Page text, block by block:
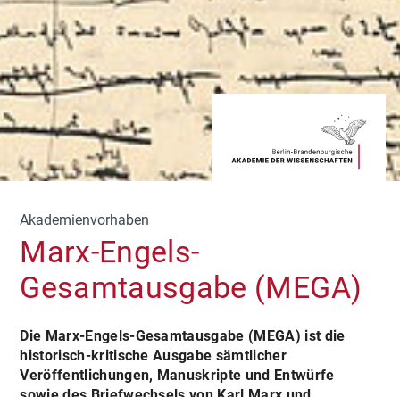
Akademienvorhaben
Marx-Engels-
Gesamtausgabe (MEGA)
Die Marx-Engels-Gesamtausgabe (MEGA) ist die
historisch-kritische Ausgabe sämtlicher
Veröffentlichungen, Manuskripte und Entwürfe